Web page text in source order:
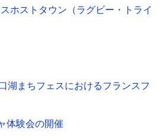
ホストタウン（ラグビー・トライ
まちフェスにおけるフランスフ
会の開催